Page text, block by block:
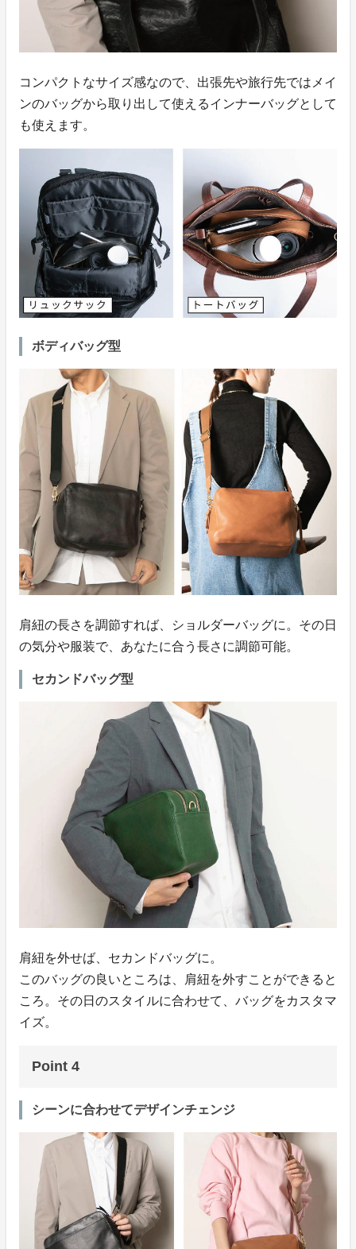
コンパクトなサイズ感なので、出張先や旅行先ではメイ
ンのバッグから取り出して使えるインナーバッグとして
も使えます。
ボディバッグ型
肩紐の長さを調節すれば、ショルダーバッグに。その日
の気分や服装で、あなたに合う長さに調節可能。
セカンドバッグ型
肩紐を外せば、セカンドバッグに。
このバッグの良いところは、肩紐を外すことができると
ころ。その日のスタイルに合わせて、バッグをカスタマ
イズ。
Point 4
シーンに合わせてデザインチェンジ